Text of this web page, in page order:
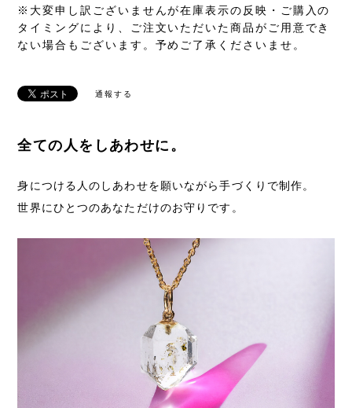
※大変申し訳ございませんが在庫表示の反映・ご購入の
タイミングにより、ご注文いただいた商品がご用意でき
ない場合もございます。予めご了承くださいませ。
通報する
全ての人をしあわせに。
身につける人のしあわせを願いながら手づくりで制作。
世界にひとつのあなただけのお守りです。